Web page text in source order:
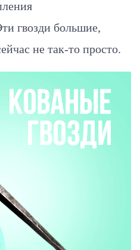
гвозди большие,
не так-то просто.